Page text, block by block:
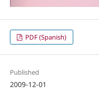
PDF (Spanish)
Published
2009-12-01